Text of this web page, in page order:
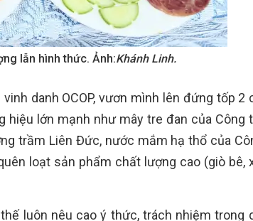
lẫn hình thức. Ảnh:Khánh Linh.
danh OCOP, vươn mình lên đứng tốp 2
lớn mạnh như mây tre đan của Công
trầm Liên Đức, nước mắm hạ thổ của
loạt sản phẩm chất lượng cao (giò bê,
luôn nêu cao ý thức, trách nhiệm trong